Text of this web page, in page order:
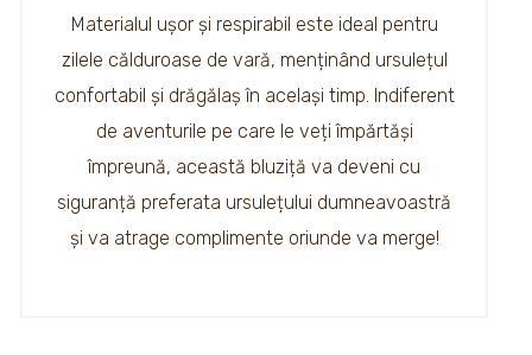
Materialul ușor și respirabil este ideal pentru
zilele călduroase de vară, menținând ursulețul
confortabil și drăgălaș în același timp. Indiferent
de aventurile pe care le veți împărtăși
împreună, această bluziță va deveni cu
siguranță preferata ursulețului dumneavoastră
și va atrage complimente oriunde va merge!